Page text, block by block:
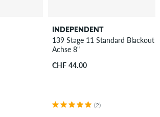
INDEPENDENT
139 Stage 11 Standard Blackout
Achse 8"
CHF 44.00
(2)